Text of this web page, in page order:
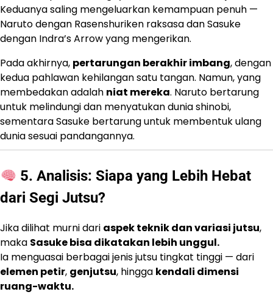
Keduanya saling mengeluarkan kemampuan penuh —
Naruto dengan Rasenshuriken raksasa dan Sasuke
dengan Indra’s Arrow yang mengerikan.
Pada akhirnya, pertarungan berakhir imbang, dengan
kedua pahlawan kehilangan satu tangan. Namun, yang
membedakan adalah niat mereka. Naruto bertarung
untuk melindungi dan menyatukan dunia shinobi,
sementara Sasuke bertarung untuk membentuk ulang
dunia sesuai pandangannya.
5. Analisis: Siapa yang Lebih Hebat
dari Segi Jutsu?
Jika dilihat murni dari aspek teknik dan variasi jutsu,
maka Sasuke bisa dikatakan lebih unggul.
Ia menguasai berbagai jenis jutsu tingkat tinggi — dari
elemen petir, genjutsu, hingga kendali dimensi
ruang-waktu.